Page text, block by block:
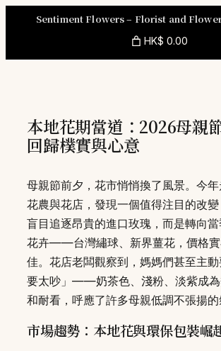
Sentiment Flowers – Florist and
HK$ 0.00
本地花期當道：2026母親
回歸樸實與心意
母親節前夕，花市悄悄換了風景。今
花農與花店，發現一個值得注目的改
盲目追逐昂貴的進口玫瑰，而是轉向
花卉——台灣繡球、新界薑花，價格實
佳。花店老闆觀察到，媽媽們甚至主
要太吵」——奶茶色、淺粉、淡紫成為
和耐看，呼應了許多母親低調不張揚的
市場趨勢：本地花與環保包裝崛